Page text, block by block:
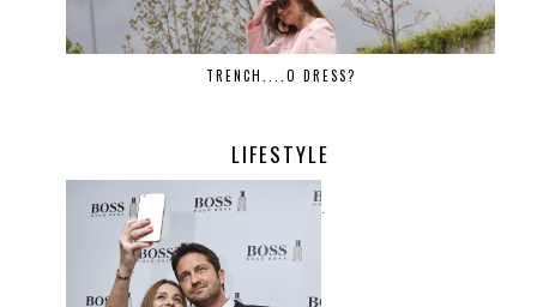
TRENCH....O DRESS?
LIFESTYLE